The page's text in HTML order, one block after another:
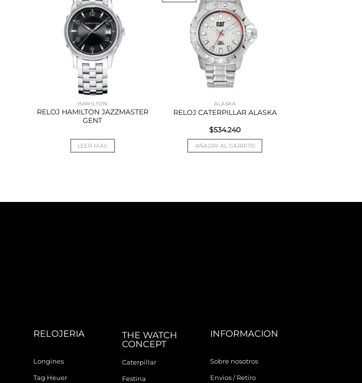
HAMILTON
RELOJ HAMILTON JAZZMASTER
GENT
LEER MÁS
ALASKA
RELOJ CATERPILLAR ALASKA
$534.240
AÑADIR AL CARRITO
RELOJERIA
Longines
Tag Heuer
THE WATCH
CONCEPT
Caterpillar
Festina
INFORMACION
Sobre nosotros
Envios / Retiro